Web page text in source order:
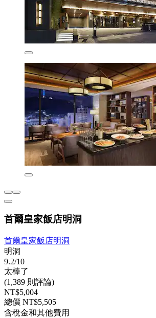
首爾皇家飯店明洞
首爾皇家飯店明洞
明洞
9.2/10
太棒了
(1,389 則評論)
NT$5,004
總價 NT$5,505
含稅金和其他費用